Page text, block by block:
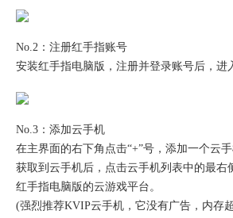
No.2：注册红手指账号
安装红手指电脑版，注册并登录账号后，进
No.3：添加云手机
在主界面的右下角点击“+”号，添加一个云手
获取到云手机后，点击云手机列表中的最右
红手指电脑版的云游戏平台。
(强烈推荐KVIP云手机，它没有广告，内存